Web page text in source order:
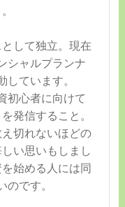
して独立。現在
シャルプランナ
しています。
初心者に向けて
発信すること。
切れないほどの
い思いもしまし
始める人には同
のです。